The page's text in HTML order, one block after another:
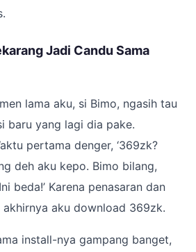
Jadi Candu Sama
lama aku, si Bimo, ngasih tau
baru yang lagi dia pake.
pertama denger, ‘369zk?
deh aku kepo. Bimo bilang,
beda!’ Karena penasaran dan
akhirnya aku download 369zk.
install-nya gampang banget,